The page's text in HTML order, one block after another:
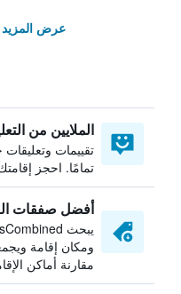
عرض المزيد
الملايين من
تقييمات وتعليقات
تمامًا. احجز
أفضل صفقات
ومكان إقامة
مقارنة أماكن